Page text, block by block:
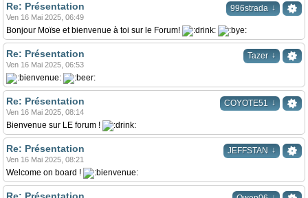
996strada ↓
Re: Présentation
Ven 16 Mai 2025, 06:49
Bonjour Moïse et bienvenue à toi sur le Forum!
Tazer ↓
Re: Présentation
Ven 16 Mai 2025, 06:53
COYOTE51 ↓
Re: Présentation
Ven 16 Mai 2025, 08:14
Bienvenue sur LE forum !
JEFFSTAN ↓
Re: Présentation
Ven 16 Mai 2025, 08:21
Welcome on board !